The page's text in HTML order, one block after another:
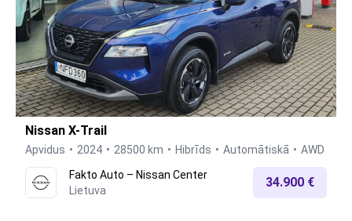
Nissan X-Trail
Apvidus 2024 28500 km Hibrīds Automātiskā
AWD
Fakto Auto – Nissan Center
Lietuva
34.900 €